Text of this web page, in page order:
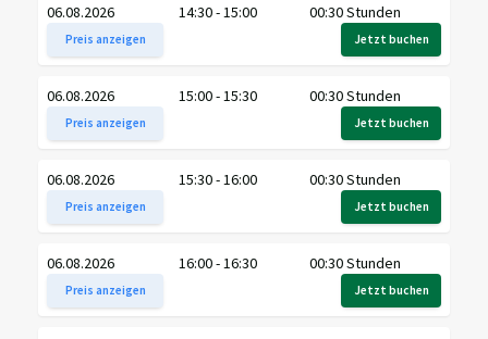
06.08.2026 14:30 - 15:00 00:30 Stunden
Preis anzeigen Jetzt buchen
06.08.2026 15:00 - 15:30 00:30 Stunden
Preis anzeigen Jetzt buchen
06.08.2026 15:30 - 16:00 00:30 Stunden
Preis anzeigen Jetzt buchen
06.08.2026 16:00 - 16:30 00:30 Stunden
Preis anzeigen Jetzt buchen